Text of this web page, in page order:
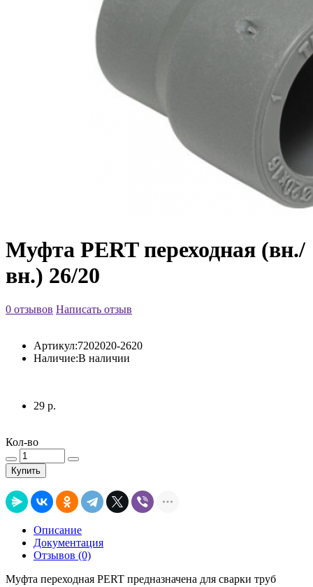
Муфта PERT переходная (вн./
вн.) 26/20
0 отзывов Написать отзыв
Артикул:7202020-2620
Наличие:В наличии
29 р.
Кол-во
Купить
Описание
Документация
Отзывов (0)
Муфта переходная PERT предназначена для сварки труб